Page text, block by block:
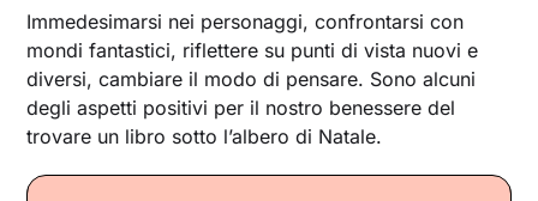
Immedesimarsi nei personaggi, confrontarsi con
mondi fantastici, riflettere su punti di vista nuovi e
diversi, cambiare il modo di pensare. Sono alcuni
degli aspetti positivi per il nostro benessere del
trovare un libro sotto l’albero di Natale.